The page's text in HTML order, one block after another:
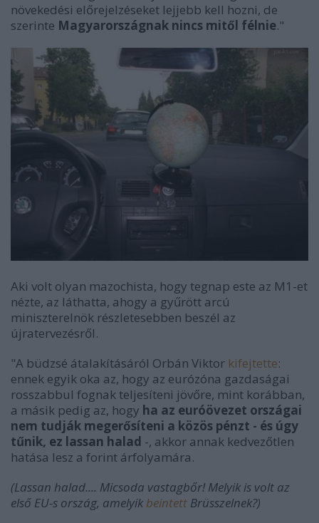
növekedési előrejelzéseket lejjebb kell hozni, de
szerinte Magyarországnak nincs mitől félnie."
Aki volt olyan mazochista, hogy tegnap este az M1-et
nézte, az láthatta, ahogy a gyűrött arcú
miniszterelnök részletesebben beszél az
újratervezésről.
"A büdzsé átalakításáról Orbán Viktor kifejtette:
ennek egyik oka az, hogy az eurózóna gazdaságai
rosszabbul fognak teljesíteni jövőre, mint korábban,
a másik pedig az, hogy ha az euróövezet országai
nem tudják megerősíteni a közös pénzt - és úgy
tűnik, ez lassan halad -, akkor annak kedvezőtlen
hatása lesz a forint árfolyamára.
(Lassan halad.... Micsoda vastagbőr! Melyik is volt az
első EU-s ország, amelyik beintett Brüsszelnek?)